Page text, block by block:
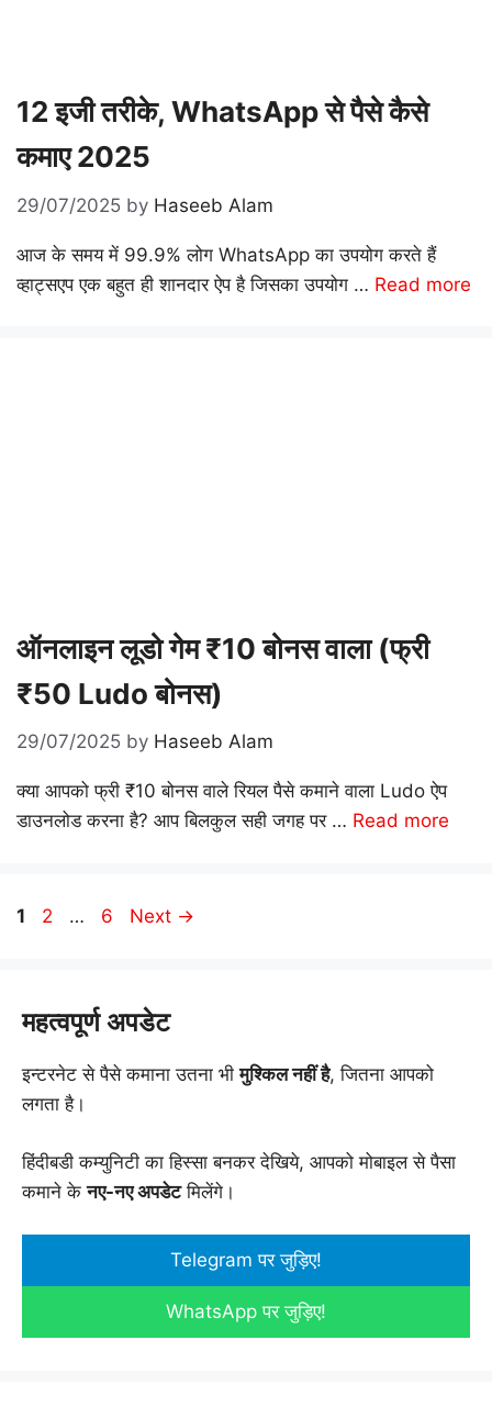
12 इजी तरीके, WhatsApp से पैसे कैसे
कमाए 2025
29/07/2025 by Haseeb Alam
आज के समय में 99.9% लोग WhatsApp का उपयोग करते हैं
व्हाट्सएप एक बहुत ही शानदार ऐप है जिसका उपयोग … Read more
ऑनलाइन लूडो गेम ₹10 बोनस वाला (फ्री
₹50 Ludo बोनस)
29/07/2025 by Haseeb Alam
क्या आपको फ्री ₹10 बोनस वाले रियल पैसे कमाने वाला Ludo ऐप
डाउनलोड करना है? आप बिलकुल सही जगह पर … Read more
Page
1 Page
2 … Page
6 Next →
महत्वपूर्ण अपडेट
इन्टरनेट से पैसे कमाना उतना भीमुश्किल नहीं है, जितना आपको
लगता है।
हिंदीबडी कम्युनिटी का हिस्सा बनकर देखिये, आपको मोबाइल से पैसा
कमाने केनए-नए अपडेटमिलेंगे।
Telegram पर जुड़िए!
WhatsApp पर जुड़िए!